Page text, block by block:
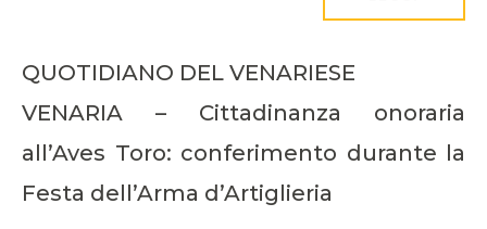
QUOTIDIANO DEL VENARIESE
VENARIA – Cittadinanza onoraria
all’Aves Toro: conferimento durante la
Festa dell’Arma d’Artiglieria